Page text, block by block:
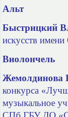
Альт
Быстрицкий
искусств
Виолончель
Жемолдинова
конкурса
музыкальное